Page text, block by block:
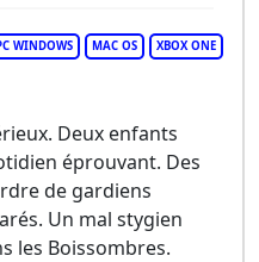
WINDOWS MAC OS XBOX ONE
Deux enfants
éprouvant. Des
de gardiens
Un mal stygien
les Boissombres.